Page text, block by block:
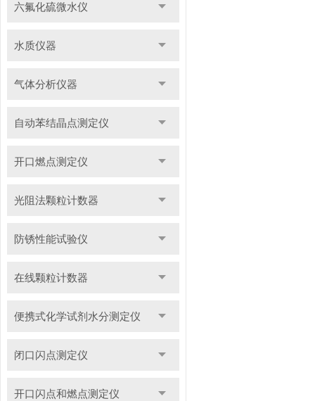
六氟化硫微水仪
水质仪器
气体分析仪器
自动苯结晶点测定仪
开口燃点测定仪
光阻法颗粒计数器
防锈性能试验仪
在线颗粒计数器
便携式化学试剂水分测定仪
闭口闪点测定仪
开口闪点和燃点测定仪